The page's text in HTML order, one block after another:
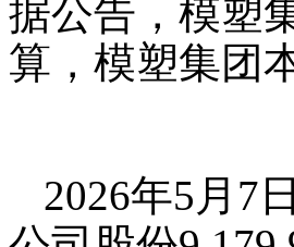
据公告，模塑
算，模塑集团
2026年5月7